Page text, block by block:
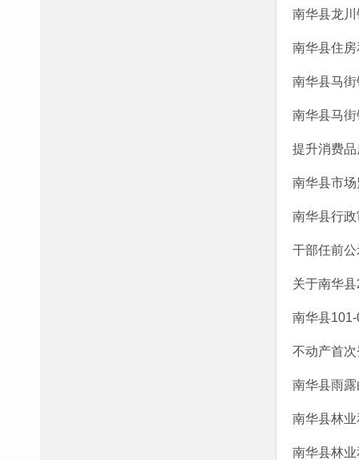
南华县龙
南华县住
南华县马
南华县马
提升消费
南华县市
南华县行
干部任前
关于南华
南华县
不动产首
南华县雨
南华县林
南华县林